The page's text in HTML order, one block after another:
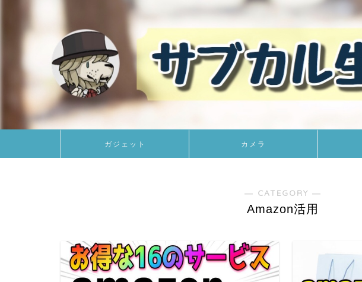
ガジェット カメラ
― CATEGORY ―
Amazon活用